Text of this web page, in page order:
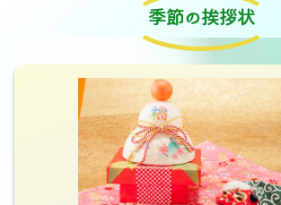
季節の挨拶状